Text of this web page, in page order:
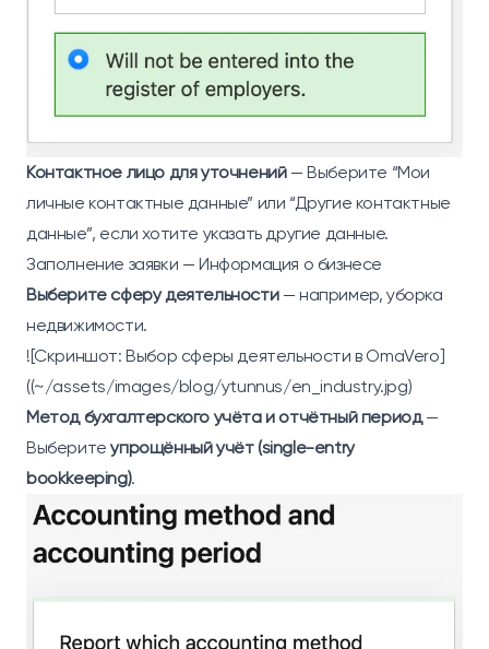
Контактное лицо для уточнений— Выберите “Мои
личные контактные данные” или “Другие контактные
данные”, если хотите указать другие данные.
Заполнение заявки — Информация о бизнесе
Выберите сферу деятельности— например, уборка
недвижимости.
![Скриншот: Выбор сферы деятельности в OmaVero]
((~/assets/images/blog/ytunnus/en_industry.jpg)
Метод бухгалтерского учёта и отчётный период—
Выберитеупрощённый учёт (single-entry
bookkeeping).